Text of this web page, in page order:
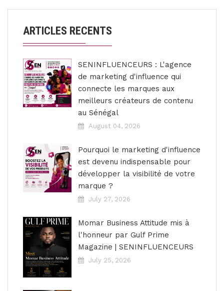
ARTICLES RECENTS
SENINFLUENCEURS : L'agence
de marketing d'influence qui
connecte les marques aux
meilleurs créateurs de contenu
au Sénégal
August 04, 2026
Pourquoi le marketing d'influence
est devenu indispensable pour
développer la visibilité de votre
marque ?
July 27, 2026
Momar Business Attitude mis à
l'honneur par Gulf Prime
Magazine | SENINFLUENCEURS
July 25, 2026